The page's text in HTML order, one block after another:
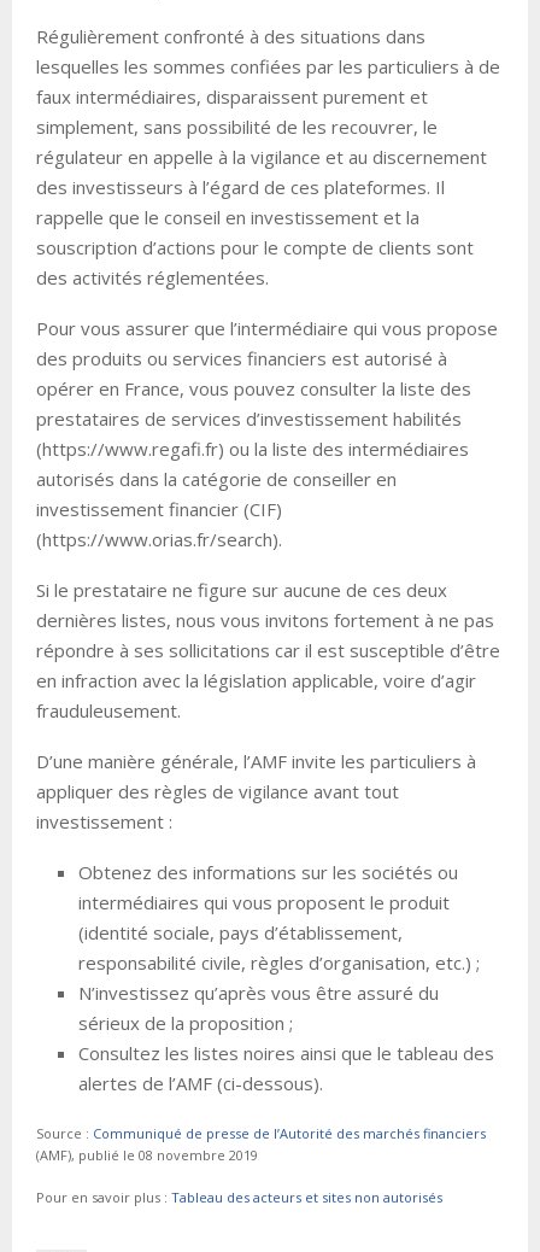
Régulièrement confronté à des situations dans
lesquelles les sommes confiées par les particuliers à de
faux intermédiaires, disparaissent purement et
simplement, sans possibilité de les recouvrer, le
régulateur en appelle à la vigilance et au discernement
des investisseurs à l’égard de ces plateformes. Il
rappelle que le conseil en investissement et la
souscription d’actions pour le compte de clients sont
des activités réglementées.
Pour vous assurer que l’intermédiaire qui vous propose
des produits ou services financiers est autorisé à
opérer en France, vous pouvez consulter la liste des
prestataires de services d’investissement habilités
(https://www.regafi.fr) ou la liste des intermédiaires
autorisés dans la catégorie de conseiller en
investissement financier (CIF)
(https://www.orias.fr/search).
Si le prestataire ne figure sur aucune de ces deux
dernières listes, nous vous invitons fortement à ne pas
répondre à ses sollicitations car il est susceptible d’être
en infraction avec la législation applicable, voire d’agir
frauduleusement.
D’une manière générale, l’AMF invite les particuliers à
appliquer des règles de vigilance avant tout
investissement :
Obtenez des informations sur les sociétés ou
intermédiaires qui vous proposent le produit
(identité sociale, pays d’établissement,
responsabilité civile, règles d’organisation, etc.) ;
N’investissez qu’après vous être assuré du
sérieux de la proposition ;
Consultez les listes noires ainsi que le tableau des
alertes de l’AMF (ci-dessous).
Source : Communiqué de presse de l’Autorité des marchés financiers
(AMF), publié le 08 novembre 2019
Pour en savoir plus : Tableau des acteurs et sites non autorisés